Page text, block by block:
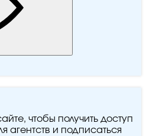
чтобы получить доступ
агентств и подписаться